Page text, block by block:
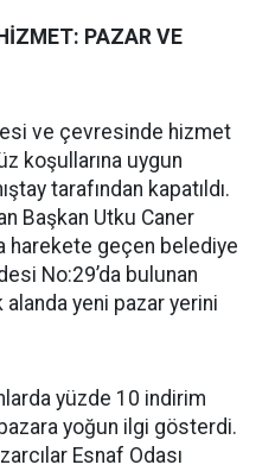
PAZAR VE
ve çevresinde hizmet
koşullarına uygun
tarafından kapatıldı.
Başkan Utku Caner
harekete geçen belediye
No:29’da bulunan
yeni pazar yerini
yüzde 10 indirim
yoğun ilgi gösterdi.
Esnaf Odası